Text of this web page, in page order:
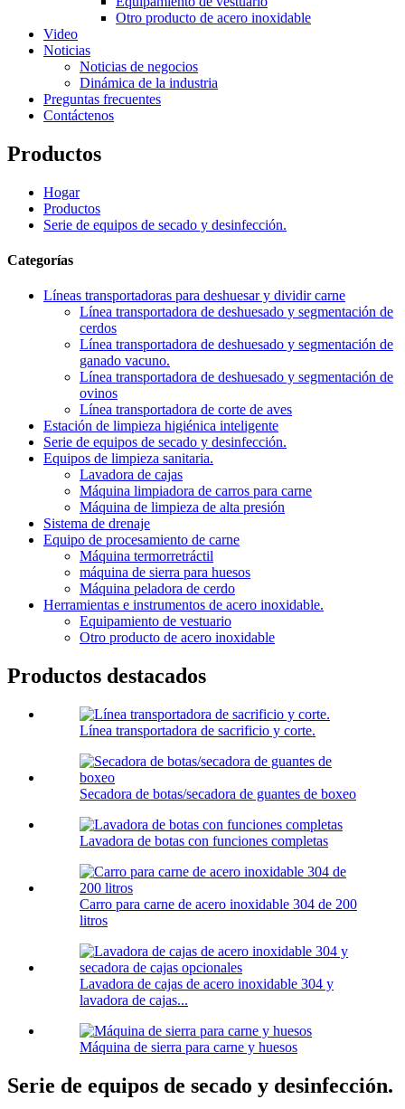
Otro producto de acero inoxidable
Video
Noticias
Noticias de negocios
Dinámica de la industria
Preguntas frecuentes
Contáctenos
Productos
Hogar
Productos
Serie de equipos de secado y desinfección.
Categorías
Líneas transportadoras para deshuesar y dividir carne
Línea transportadora de deshuesado y segmentación de
cerdos
Línea transportadora de deshuesado y segmentación de
ganado vacuno.
Línea transportadora de deshuesado y segmentación de
ovinos
Línea transportadora de corte de aves
Estación de limpieza higiénica inteligente
Serie de equipos de secado y desinfección.
Equipos de limpieza sanitaria.
Lavadora de cajas
Máquina limpiadora de carros para carne
Máquina de limpieza de alta presión
Sistema de drenaje
Equipo de procesamiento de carne
Máquina termorretráctil
máquina de sierra para huesos
Máquina peladora de cerdo
Herramientas e instrumentos de acero inoxidable.
Equipamiento de vestuario
Otro producto de acero inoxidable
Productos destacados
Línea transportadora de sacrificio y corte.
Secadora de botas/secadora de guantes de boxeo
Lavadora de botas con funciones completas
Carro para carne de acero inoxidable 304 de 200
litros
Lavadora de cajas de acero inoxidable 304 y
lavadora de cajas...
Máquina de sierra para carne y huesos
Serie de equipos de secado y desinfección.